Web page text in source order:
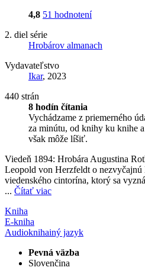
4,8 51 hodnotení
2. diel série
Hrobárov almanach
Vydavateľstvo
Ikar, 2023
440 strán
8 hodín čítania
Vychádzame z priemerného
za minútu, od knihy ku knihe
však môže líšiť.
Viedeň 1894: Hrobára Augustina
Leopold von Herzfeldt o
viedenského cintorína, ktorý sa
... Čítať viac
Kniha
E-kniha
Audioknihainý jazyk
Pevná väzba
Slovenčina